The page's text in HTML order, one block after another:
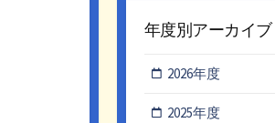
年度別アーカイブ
2026年度
2025年度